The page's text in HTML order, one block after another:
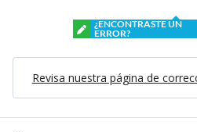
¿ENCONTRASTE UN
ERROR?
Revisa nuestra página de